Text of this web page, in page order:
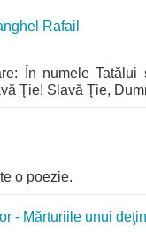
Rafail
În numele
Ţie! Slavă Ţie,
o poezie.
- Mărturiile unui